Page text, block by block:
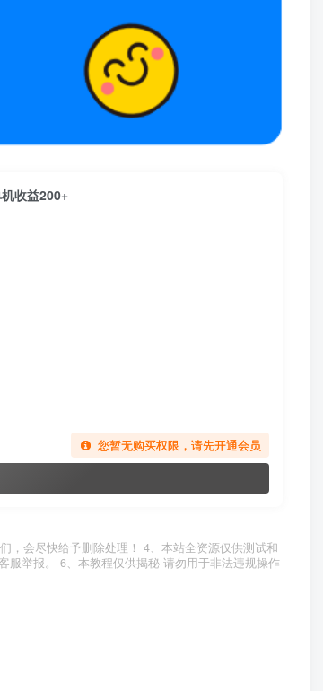
收益200+
您暂无购买权限，请先开通会员
，会尽快给予删除处理！ 4、本站全资源仅供测试和
服举报。 6、本教程仅供揭秘 请勿用于非法违规操作